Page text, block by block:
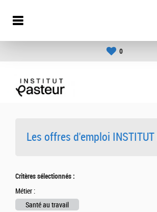
0
Les offres d'emploi INSTITUT
Critères sélectionnés :
Métier :
Santé au travail